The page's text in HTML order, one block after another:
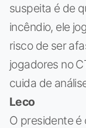
suspeita é de
incêndio, ele
risco de ser
jogadores no
cuida de
Leco
O presidente